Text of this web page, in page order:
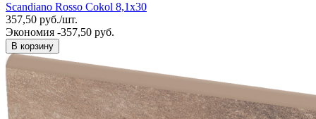
Scandiano Rosso Cokol 8,1x30
357,50 руб./шт.
Экономия -357,50 руб.
В корзину